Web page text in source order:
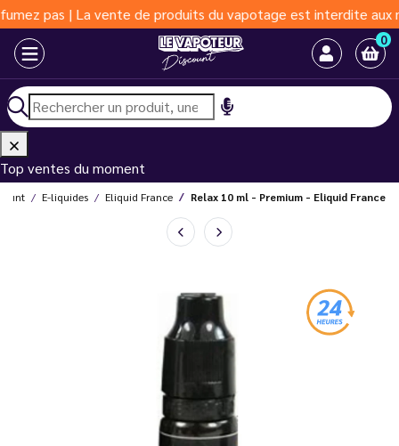
| La vente de produits du vapotage est interdite aux moins
0
Top ventes du moment
E-liquides Eliquid France Relax 10 ml - Premium - Eliquid France